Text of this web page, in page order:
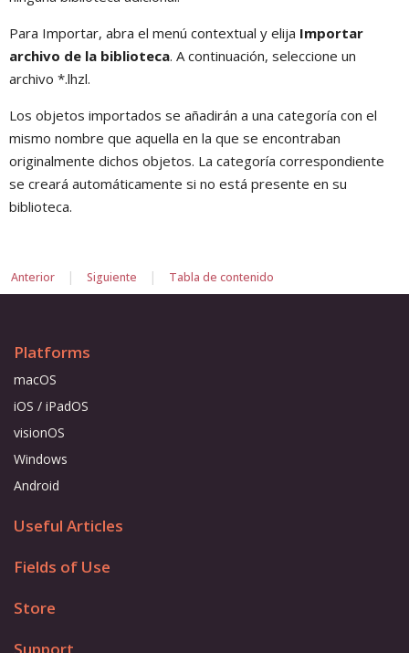
Para Importar, abra el menú contextual y elija Importar
archivo de la biblioteca. A continuación, seleccione un
archivo *.lhzl.
Los objetos importados se añadirán a una categoría con el
mismo nombre que aquella en la que se encontraban
originalmente dichos objetos. La categoría correspondiente
se creará automáticamente si no está presente en su
biblioteca.
Anterior | Siguiente | Tabla de contenido
Platforms
macOS
iOS / iPadOS
visionOS
Windows
Android
Useful Articles
Fields of Use
Store
Support